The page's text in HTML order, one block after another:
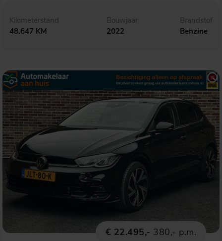
Kilometerstand
48.647 KM
Bouwjaar
2022
Brandstof
Benzine
€ 22.495,- 380,- p.m.